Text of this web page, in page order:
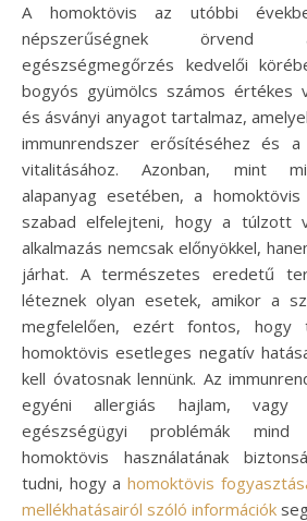
A homoktövis az utóbbi években egyre nagyobb
népszerűségnek örvend
egészségmegőrzés kedvelői
bogyós gyümölcs számos értékes
és ásványi anyagot tartalmaz,
immunrendszer erősítéséhez és
vitalitásához. Azonban, mint
alapanyag esetében, a
szabad elfelejteni, hogy a túlzott
alkalmazás nemcsak előnyökkel,
járhat. A természetes eredetű
léteznek olyan esetek, amikor a
megfelelően, ezért fontos, hogy
homoktövis esetleges negatív
kell óvatosnak lennünk. Az
egyéni allergiás hajlam, vagy
egészségügyi problémák mind
homoktövis használatának
tudni, hogy a homoktövis
mellékhatásairól szóló információk